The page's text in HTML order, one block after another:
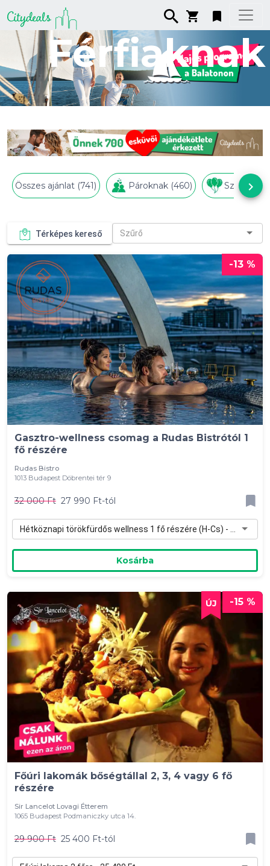
Férfiaknak
Összes ajánlat (741) Pároknak (460) keyboard_arrow_right
Térképes kereső Szűrő
-13 %
Gasztro-wellness csomag a Rudas Bistrótól 1
fő részére
Rudas Bistro
1013 Budapest Döbrentei tér 9
32 000 Ft 27 990 Ft-tól
Hétköznapi törökfürdős wellness 1 fő részére (H-Cs) - 27 990 Ft
Kosárba
-15 %
Főúri lakomák bőségtállal 2, 3, 4 vagy 6 fő
részére
Sir Lancelot Lovagi Étterem
1065 Budapest Podmaniczky utca 14.
29 900 Ft 25 400 Ft-tól